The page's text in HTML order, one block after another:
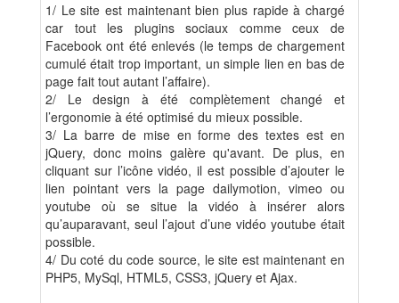
1/ Le site est maintenant bien plus rapide à chargé
car tout les plugins sociaux comme ceux de
Facebook ont été enlevés (le temps de chargement
cumulé était trop important, un simple lien en bas de
page fait tout autant l’affaire).
2/ Le design à été complètement changé et
l’ergonomie à été optimisé du mieux possible.
3/ La barre de mise en forme des textes est en
jQuery, donc moins galère qu'avant. De plus, en
cliquant sur l’icône vidéo, il est possible d’ajouter le
lien pointant vers la page dailymotion, vimeo ou
youtube où se situe la vidéo à insérer alors
qu’auparavant, seul l’ajout d’une vidéo youtube était
possible.
4/ Du coté du code source, le site est maintenant en
PHP5, MySql, HTML5, CSS3, jQuery et Ajax.